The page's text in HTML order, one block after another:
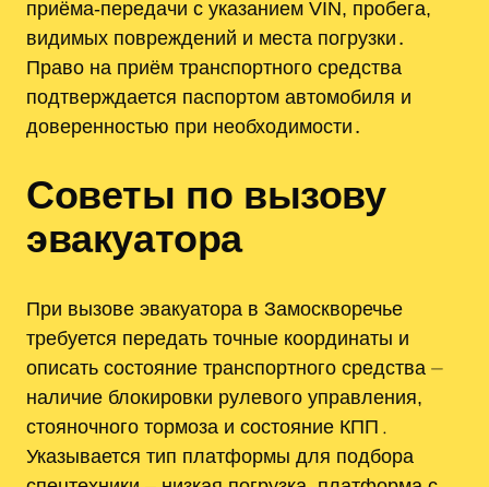
приёма-передачи с указанием VIN, пробега,
видимых повреждений и места погрузки․
Право на приём транспортного средства
подтверждается паспортом автомобиля и
доверенностью при необходимости․
Советы по вызову
эвакуатора
При вызове эвакуатора в Замоскворечье
требуется передать точные координаты и
описать состояние транспортного средства ⏤
наличие блокировки рулевого управления,
стояночного тормоза и состояние КПП․
Указывается тип платформы для подбора